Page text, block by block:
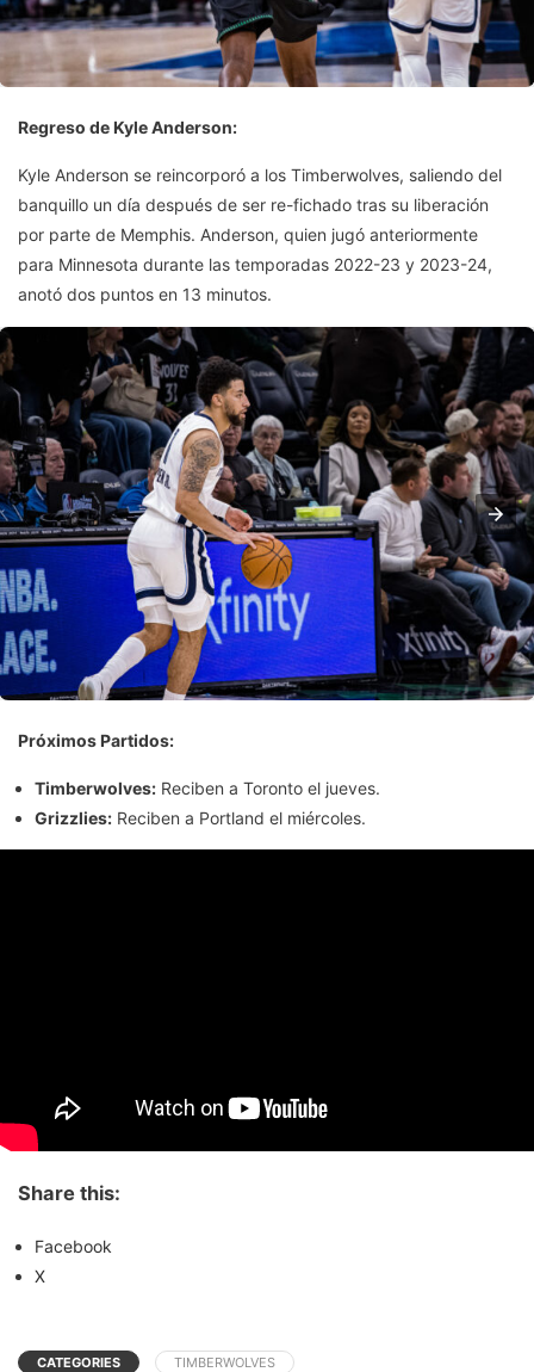
Regreso de Kyle Anderson:
Kyle Anderson se reincorporó a los Timberwolves, saliendo del
banquillo un día después de ser re-fichado tras su liberación
por parte de Memphis. Anderson, quien jugó anteriormente
para Minnesota durante las temporadas 2022-23 y 2023-24,
anotó dos puntos en 13 minutos.
Próximos Partidos:
Timberwolves: Reciben a Toronto el jueves.
Grizzlies: Reciben a Portland el miércoles.
Share this:
Facebook
X
CATEGORIES TIMBERWOLVES